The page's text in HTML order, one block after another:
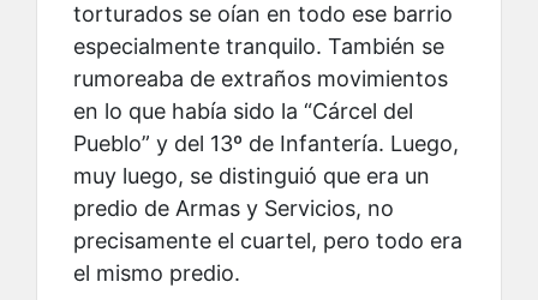
torturados se oían en todo ese barrio
especialmente tranquilo. También se
rumoreaba de extraños movimientos
en lo que había sido la “Cárcel del
Pueblo” y del 13º de Infantería. Luego,
muy luego, se distinguió que era un
predio de Armas y Servicios, no
precisamente el cuartel, pero todo era
el mismo predio.